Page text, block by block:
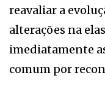
reavaliar a
alterações na
imediatamente
comum por